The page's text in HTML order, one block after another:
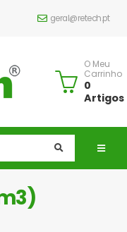
geral@retech.pt
O Meu
Carrinho
0
Artigos